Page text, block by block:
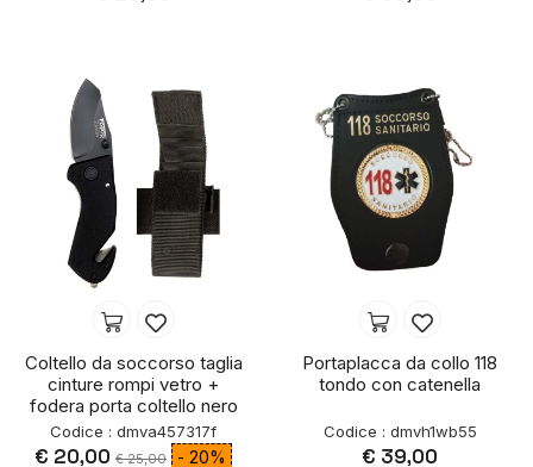
Coltello da soccorso taglia
cinture rompi vetro +
fodera porta coltello nero
Codice : dmva457317f
€ 20,00 € 25,00 - 20%
Portaplacca da collo 118
tondo con catenella
Codice : dmvh1wb55
€ 39,00